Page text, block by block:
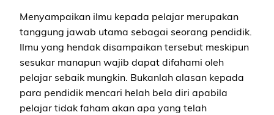
Menyampaikan ilmu kepada pelajar merupakan
tanggung jawab utama sebagai seorang pendidik.
Ilmu yang hendak disampaikan tersebut meskipun
sesukar manapun wajib dapat difahami oleh
pelajar sebaik mungkin. Bukanlah alasan kepada
para pendidik mencari helah bela diri apabila
pelajar tidak faham akan apa yang telah